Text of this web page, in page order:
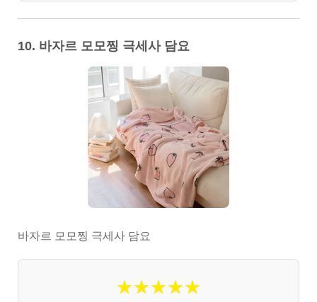
10. 바자르 모모찡 극세사 담요
바자르 모모찡 극세사 담요
★★★★★
★★★★★